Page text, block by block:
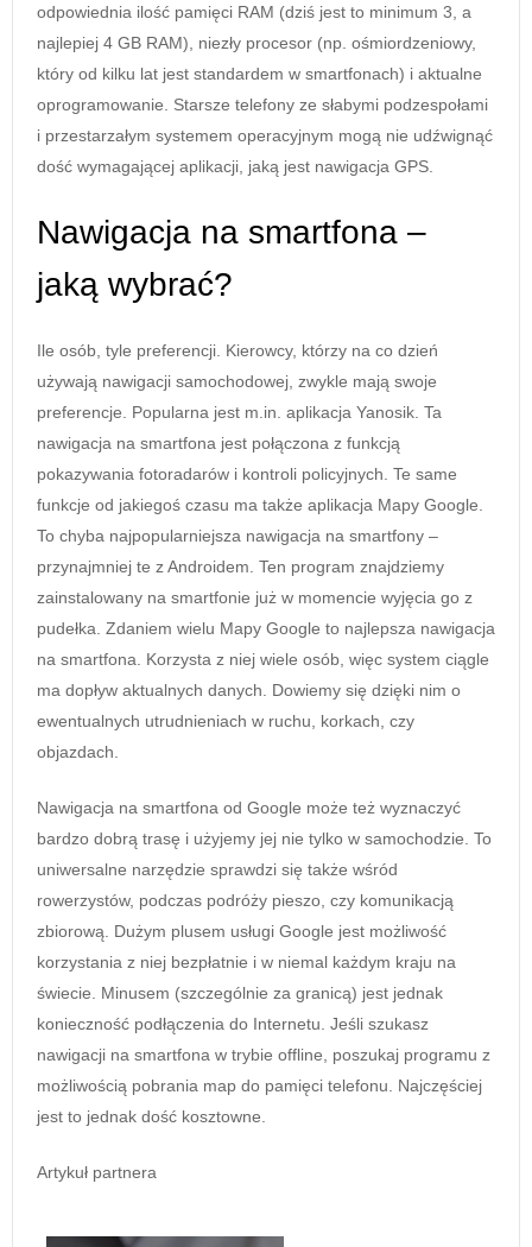
odpowiednia ilość pamięci RAM (dziś jest to minimum 3, a
najlepiej 4 GB RAM), niezły procesor (np. ośmiordzeniowy,
który od kilku lat jest standardem w smartfonach) i aktualne
oprogramowanie. Starsze telefony ze słabymi podzespołami
i przestarzałym systemem operacyjnym mogą nie udźwignąć
dość wymagającej aplikacji, jaką jest nawigacja GPS.
Nawigacja na smartfona –
jaką wybrać?
Ile osób, tyle preferencji. Kierowcy, którzy na co dzień
używają nawigacji samochodowej, zwykle mają swoje
preferencje. Popularna jest m.in. aplikacja Yanosik. Ta
nawigacja na smartfona jest połączona z funkcją
pokazywania fotoradarów i kontroli policyjnych. Te same
funkcje od jakiegoś czasu ma także aplikacja Mapy Google.
To chyba najpopularniejsza nawigacja na smartfony –
przynajmniej te z Androidem. Ten program znajdziemy
zainstalowany na smartfonie już w momencie wyjęcia go z
pudełka. Zdaniem wielu Mapy Google to najlepsza nawigacja
na smartfona. Korzysta z niej wiele osób, więc system ciągle
ma dopływ aktualnych danych. Dowiemy się dzięki nim o
ewentualnych utrudnieniach w ruchu, korkach, czy
objazdach.
Nawigacja na smartfona od Google może też wyznaczyć
bardzo dobrą trasę i użyjemy jej nie tylko w samochodzie. To
uniwersalne narzędzie sprawdzi się także wśród
rowerzystów, podczas podróży pieszo, czy komunikacją
zbiorową. Dużym plusem usługi Google jest możliwość
korzystania z niej bezpłatnie i w niemal każdym kraju na
świecie. Minusem (szczególnie za granicą) jest jednak
konieczność podłączenia do Internetu. Jeśli szukasz
nawigacji na smartfona w trybie offline, poszukaj programu z
możliwością pobrania map do pamięci telefonu. Najczęściej
jest to jednak dość kosztowne.
Artykuł partnera